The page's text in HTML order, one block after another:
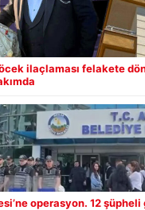
ilaçlaması felakete
operasyon. 12 şüpheli